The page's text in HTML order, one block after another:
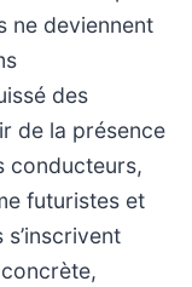
ne deviennent
des
de la présence
conducteurs,
futuristes et